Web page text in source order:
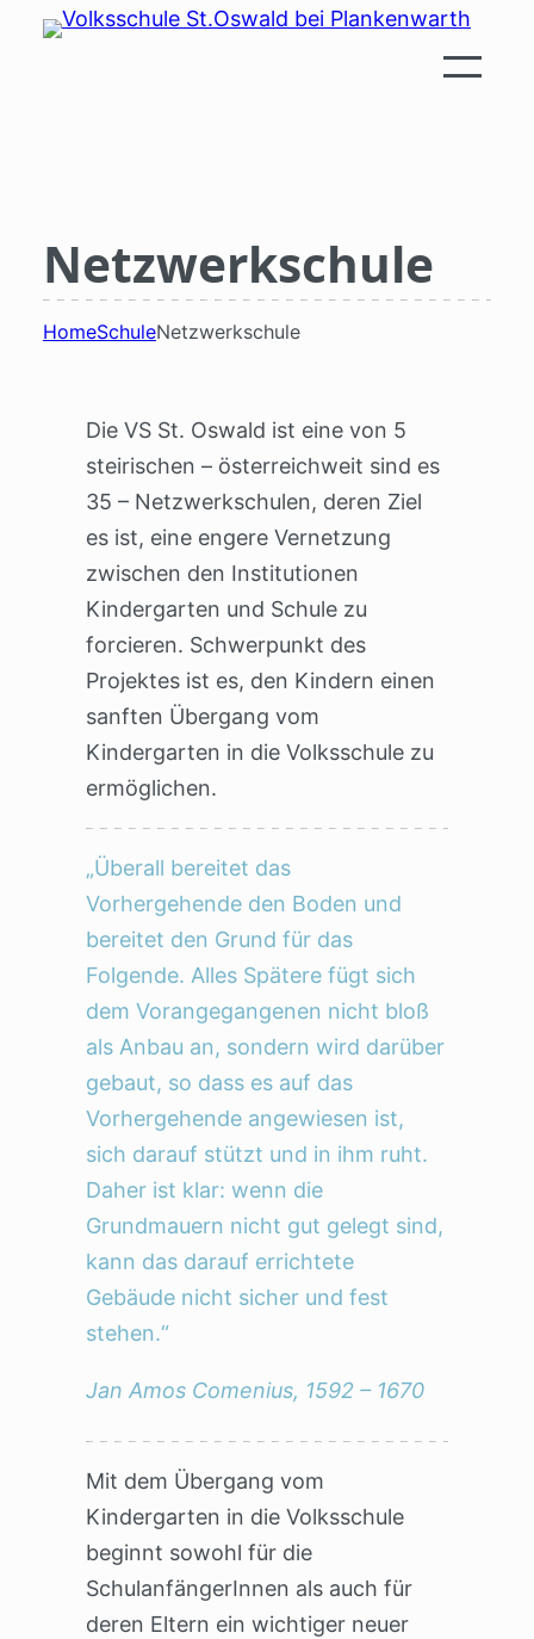
Netzwerkschule
HomeSchuleNetzwerkschule
Die VS St. Oswald ist eine von 5
steirischen – österreichweit sind es
35 – Netzwerkschulen, deren Ziel
es ist, eine engere Vernetzung
zwischen den Institutionen
Kindergarten und Schule zu
forcieren. Schwerpunkt des
Projektes ist es, den Kindern einen
sanften Übergang vom
Kindergarten in die Volksschule zu
ermöglichen.
„Überall bereitet das
Vorhergehende den Boden und
bereitet den Grund für das
Folgende. Alles Spätere fügt sich
dem Vorangegangenen nicht bloß
als Anbau an, sondern wird darüber
gebaut, so dass es auf das
Vorhergehende angewiesen ist,
sich darauf stützt und in ihm ruht.
Daher ist klar: wenn die
Grundmauern nicht gut gelegt sind,
kann das darauf errichtete
Gebäude nicht sicher und fest
stehen.“
Jan Amos Comenius, 1592 – 1670
Mit dem Übergang vom
Kindergarten in die Volksschule
beginnt sowohl für die
SchulanfängerInnen als auch für
deren Eltern ein wichtiger neuer